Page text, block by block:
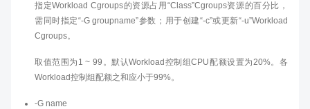
指定Workload Cgroups的资源占用“Class”Cgroups资源的百分比，
需同时指定“-G groupname”参数；用于创建“-c”或更新“-u”Workload
Cgroups。
取值范围为1 ~ 99。默认Workload控制组CPU配额设置为20%。各
Workload控制组配额之和应小于99%。
-G name